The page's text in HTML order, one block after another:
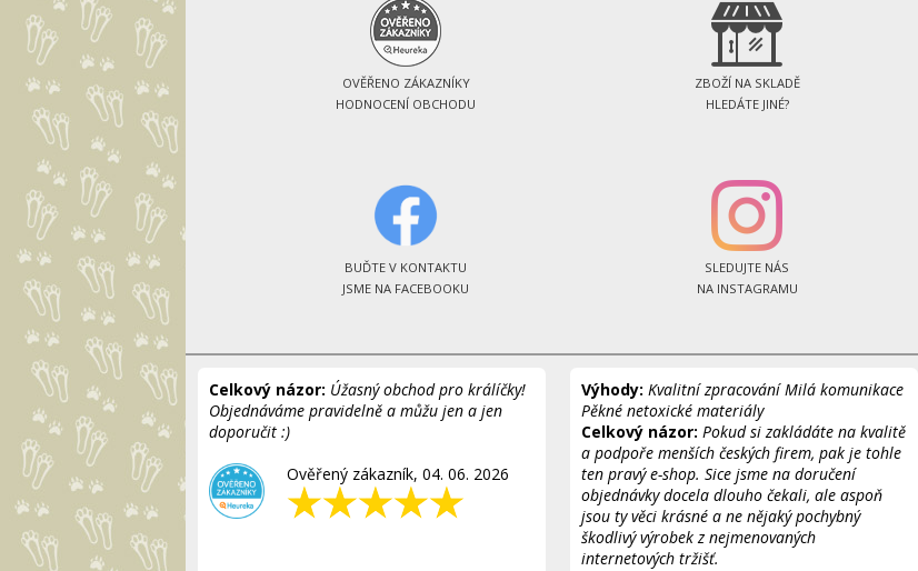
OVĚŘENO ZÁKAZNÍKY
HODNOCENÍ OBCHODU
ZBOŽÍ NA SKLADĚ
HLEDÁTE JINÉ?
BUĎTE V KONTAKTU
JSME NA FACEBOOKU
SLEDUJTE NÁS
NA INSTAGRAMU
Celkový názor: Úžasný obchod pro králíčky!
Objednáváme pravidelně a můžu jen a jen
doporučit :)
Ověřený zákazník, 04. 06. 2026
Výhody: Kvalitní zpracování Milá komunikace
Pěkné netoxické materiály
Celkový názor: Pokud si zakládáte na kvalitě
a podpoře menších českých firem, pak je tohle
ten pravý e-shop. Sice jsme na doručení
objednávky docela dlouho čekali, ale aspoň
jsou ty věci krásné a ne nějaký pochybný
škodlivý výrobek z nejmenovaných
internetových tržišť.